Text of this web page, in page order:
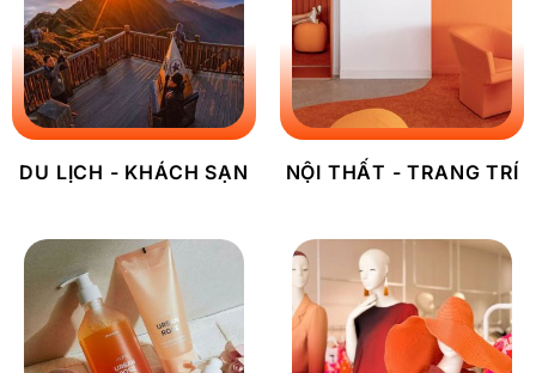
DU LỊCH - KHÁCH SẠN NỘI THẤT - TRANG TRÍ